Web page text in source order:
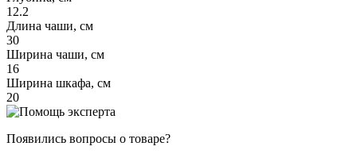
12.2
Длина чаши, см
30
Ширина чаши, см
16
Ширина шкафа, см
20
Появились вопросы о товаре?